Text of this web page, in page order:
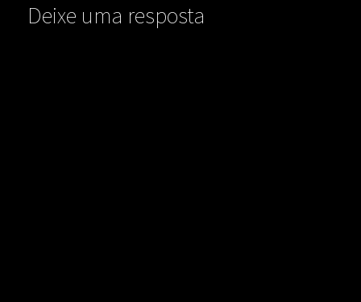
Deixe uma resposta